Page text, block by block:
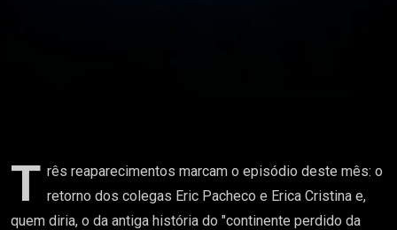
T rês reaparecimentos marcam o episódio deste mês: o
retorno dos colegas Eric Pacheco e Erica Cristina e,
quem diria, o da antiga história do "continente perdido da